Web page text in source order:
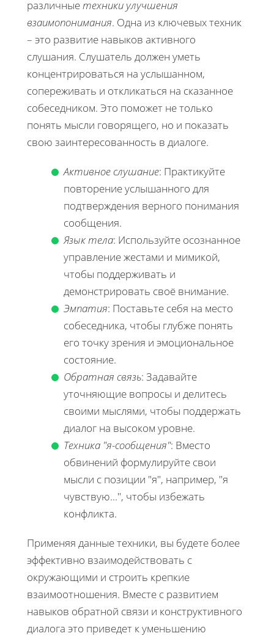
различныетехники улучшения
взаимопонимания. Одна из ключевых техник
– это развитие навыков активного
слушания. Слушатель должен уметь
концентрироваться на услышанном,
сопереживать и откликаться на сказанное
собеседником. Это поможет не только
понять мысли говорящего, но и показать
свою заинтересованность в диалоге.
Активное слушание: Практикуйте
повторение услышанного для
подтверждения верного понимания
сообщения.
Язык тела: Используйте осознанное
управление жестами и мимикой,
чтобы поддерживать и
демонстрировать своё внимание.
Эмпатия: Поставьте себя на место
собеседника, чтобы глубже понять
его точку зрения и эмоциональное
состояние.
Обратная связь: Задавайте
уточняющие вопросы и делитесь
своими мыслями, чтобы поддержать
диалог на высоком уровне.
Техника "я-сообщения": Вместо
обвинений формулируйте свои
мысли с позиции "я", например, "я
чувствую...", чтобы избежать
конфликта.
Применяя данные техники, вы будете более
эффективно взаимодействовать с
окружающими и строить крепкие
взаимоотношения. Вместе с развитием
навыков обратной связи и конструктивного
диалога это приведет к уменьшению